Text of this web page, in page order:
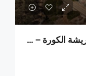
R9-3461 أرض للبيع في أنفه حريشة الكورة – 1,738 م²، تصنيف 20/40